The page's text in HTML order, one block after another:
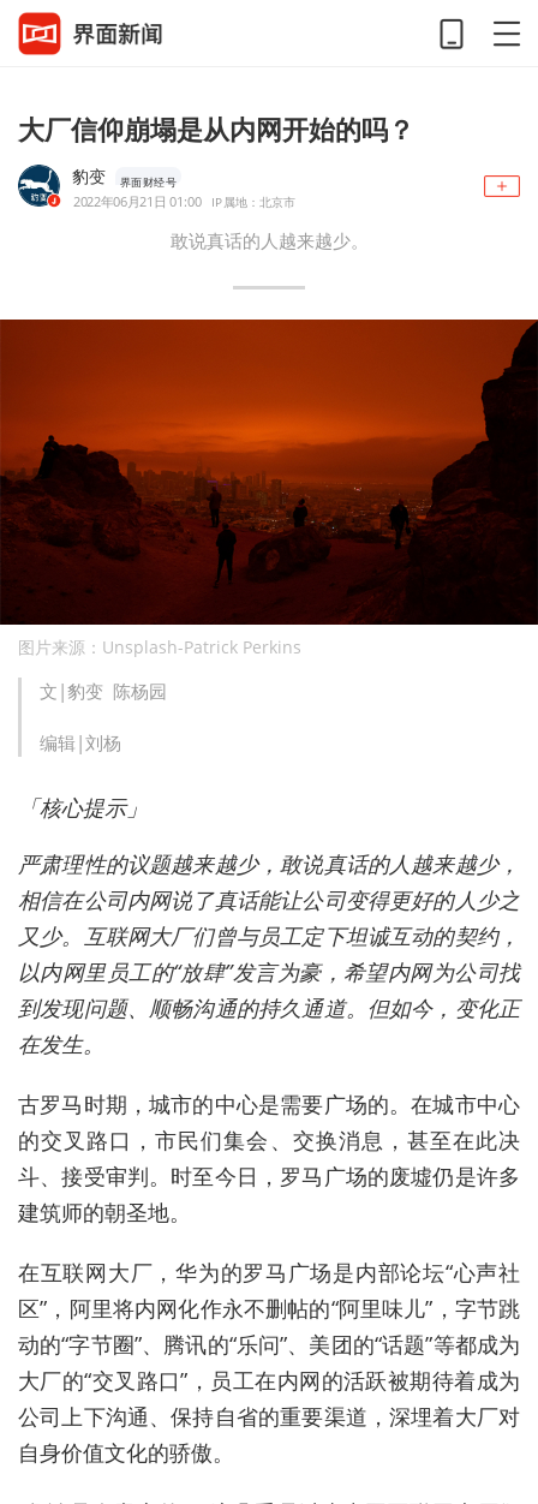
大厂信仰崩塌是从内网开始的吗？
豹变 界面财经号
2022年06月21日 01:00 IP属地：北京市
敢说真话的人越来越少。
图片来源：Unsplash-Patrick Perkins
文|豹变 陈杨园
编辑|刘杨
「核心提示」
严肃理性的议题越来越少，敢说真话的人越来越少，
相信在公司内网说了真话能让公司变得更好的人少之
又少。互联网大厂们曾与员工定下坦诚互动的契约，
以内网里员工的“放肆”发言为豪，希望内网为公司找
到发现问题、顺畅沟通的持久通道。但如今，变化正
在发生。
古罗马时期，城市的中心是需要广场的。在城市中心
的交叉路口，市民们集会、交换消息，甚至在此决
斗、接受审判。时至今日，罗马广场的废墟仍是许多
建筑师的朝圣地。
在互联网大厂，华为的罗马广场是内部论坛“心声社
区”，阿里将内网化作永不删帖的“阿里味儿”，字节跳
动的“字节圈”、腾讯的“乐问”、美团的“话题”等都成为
大厂的“交叉路口”，员工在内网的活跃被期待着成为
公司上下沟通、保持自省的重要渠道，深埋着大厂对
自身价值文化的骄傲。